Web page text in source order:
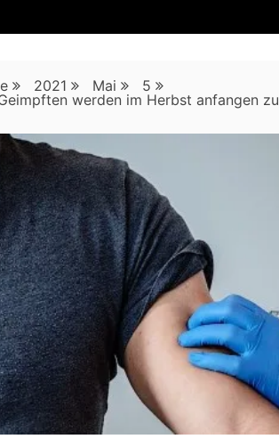
2021 Mai
5
werden im Herbst anfangen